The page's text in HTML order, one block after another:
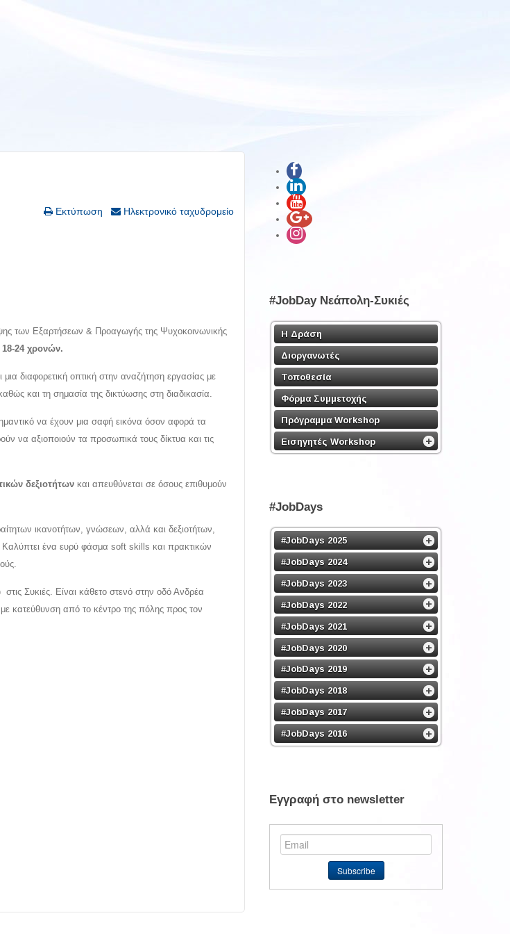
Εκτύπωση Ηλεκτρονικό ταχυδρομείο
των Εξαρτήσεων & Προαγωγής της Ψυχοκοινωνικής
18-24 χρονών.
διαφορετική οπτική στην αναζήτηση εργασίας με
και τη σημασία της δικτύωσης στη διαδικασία.
να έχουν μια σαφή εικόνα όσον αφορά τα
να αξιοποιούν τα προσωπικά τους δίκτυα και τις
δεξιοτήτων και απευθύνεται σε όσους επιθυμούν
ικανοτήτων, γνώσεων, αλλά και δεξιοτήτων,
Καλύπτει ένα ευρύ φάσμα soft skills και πρακτικών
Συκιές. Είναι κάθετο στενό στην οδό Ανδρέα
κατεύθυνση από το κέντρο της πόλης προς τον
#JobDay Νεάπολη-Συκιές
Η Δράση
Διοργανωτές
Τοποθεσία
Φόρμα Συμμετοχής
Πρόγραμμα Workshop
Εισηγητές Workshop
#JobDays
#JobDays 2025
#JobDays 2024
#JobDays 2023
#JobDays 2022
#JobDays 2021
#JobDays 2020
#JobDays 2019
#JobDays 2018
#JobDays 2017
#JobDays 2016
Εγγραφή στο newsletter